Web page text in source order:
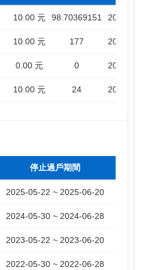
10.00 元 98.70369151 2025-
10.00 元 177 2024-
0.00 元 0 2024-
10.00 元 24 2023-
停止過戶期間
2025-05-22 ~ 2025-06-20
2024-05-30 ~ 2024-06-28
2023-05-22 ~ 2023-06-20
2022-05-30 ~ 2022-06-28